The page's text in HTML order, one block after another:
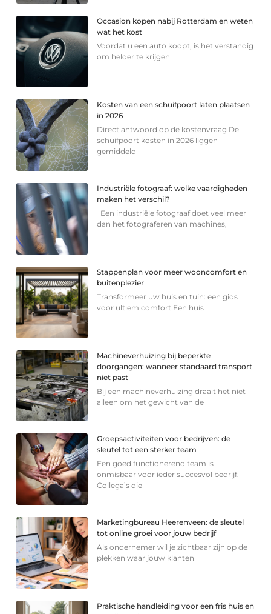
Occasion kopen nabij Rotterdam en weten
wat het kost
Voordat u een auto koopt, is het verstandig
om helder te krijgen
Kosten van een schuifpoort laten plaatsen
in 2026
Direct antwoord op de kostenvraag De
schuifpoort kosten in 2026 liggen
gemiddeld
Industriële fotograaf: welke vaardigheden
maken het verschil?
Een industriële fotograaf doet veel meer
dan het fotograferen van machines,
Stappenplan voor meer wooncomfort en
buitenplezier
Transformeer uw huis en tuin: een gids
voor ultiem comfort Een huis
Machineverhuizing bij beperkte
doorgangen: wanneer standaard transport
niet past
Bij een machineverhuizing draait het niet
alleen om het gewicht van de
Groepsactiviteiten voor bedrijven: de
sleutel tot een sterker team
Een goed functionerend team is
onmisbaar voor ieder succesvol bedrijf.
Collega’s die
Marketingbureau Heerenveen: de sleutel
tot online groei voor jouw bedrijf
Als ondernemer wil je zichtbaar zijn op de
plekken waar jouw klanten
Praktische handleiding voor een fris huis en